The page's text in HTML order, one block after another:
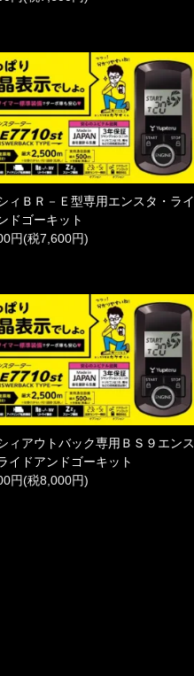
ィＢＲ－Ｅ型専用エンスタ・ライ
ドゴーキット
円(税7,600円)
ィアウトバック専用ＢＳ９エンス
イドアンドゴーキット
円(税8,000円)